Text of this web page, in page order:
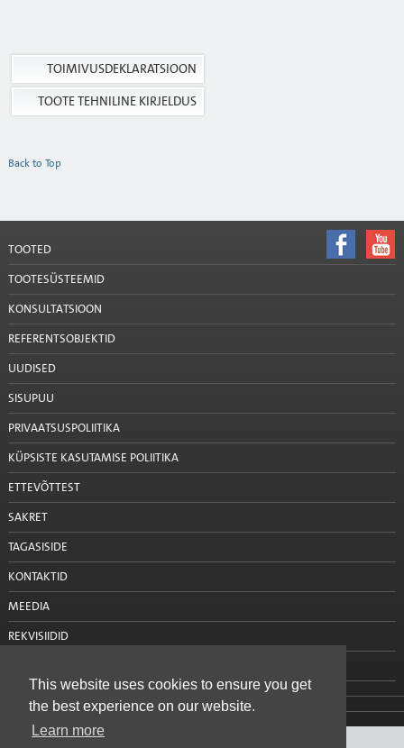
This website uses cookies to ensure you get
the best experience on our website.
Learn more
TOIMIVUSDEKLARATSIOON
TOOTE TEHNILINE KIRJELDUS
Back to Top
TOOTED
TOOTESÜSTEEMID
KONSULTATSIOON
REFERENTSOBJEKTID
UUDISED
SISUPUU
PRIVAATSUSPOLIITIKA
KÜPSISTE KASUTAMISE POLIITIKA
ETTEVÕTTEST
SAKRET
TAGASISIDE
KONTAKTID
MEEDIA
REKVISIIDID